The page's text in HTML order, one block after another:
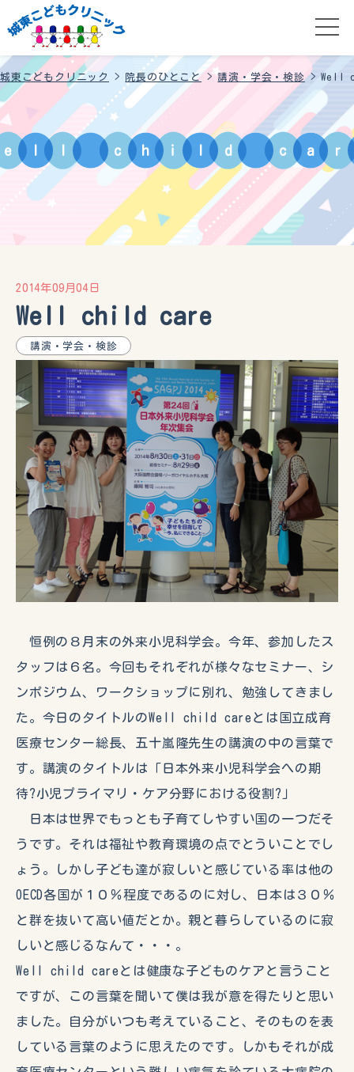
城東こどもクリニック > 院長のひとこと>講演・学会・検診>Well
e c h i d c a r
2014年09月04日
Well child care
講演・学会・検診
恒例の８月末の外来小児科学会。今年、参加したス
タッフは６名。今回もそれぞれが様々なセミナー、シ
ンポジウム、ワークショップに別れ、勉強してきまし
た。今日のタイトルのWell child careとは国立成育
医療センター総長、五十嵐隆先生の講演の中の言葉で
す。講演のタイトルは「日本外来小児科学会への期
待?小児プライマリ・ケア分野における役割?」
日本は世界でもっとも子育てしやすい国の一つだそ
うです。それは福祉や教育環境の点でとういことでし
ょう。しかし子ども達が寂しいと感じている率は他の
OECD各国が１０％程度であるのに対し、日本は３０％
と群を抜いて高い値だとか。親と暮らしているのに寂
しいと感じるなんて・・・。
Well child careとは健康な子どものケアと言うこと
ですが、この言葉を聞いて僕は我が意を得たりと思い
ました。自分がいつも考えていること、そのものを表
している言葉のように思えたのです。しかもそれが成